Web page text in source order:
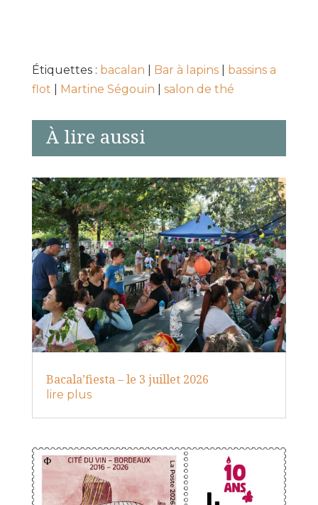
Étiquettes : bacalan Bar à lapins| bassins a
flot
Martine Ségouin salon de thé
À lire aussi
Bacala’fiesta – le 3 juillet 2026
lire plus